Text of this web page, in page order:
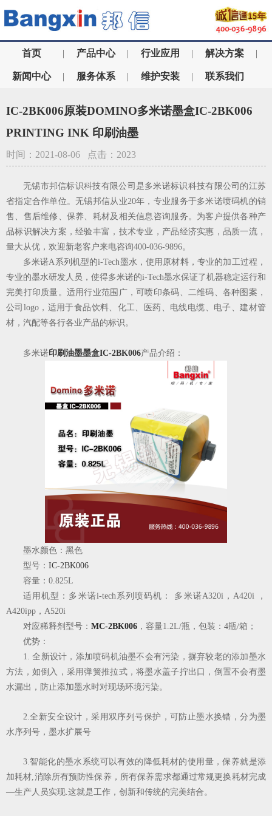
首页 | 产品中心 | 行业应用 | 解决方案 |
新闻中心 | 服务体系 | 维护安装 | 联系我们
IC-2BK006原装DOMINO多米诺墨盒IC-2BK006
PRINTING INK 印刷油墨
时间：2021-08-06 点击：2023
无锡市邦信标识科技有限公司是多米诺标识科技有限公司的江苏
省指定合作单位。无锡邦信从业20年，专业服务于多米诺喷码机的销
售、售后维修、保养、耗材及相关信息咨询服务。为客户提供各种产
品标识解决方案，经验丰富，技术专业，产品经济实惠，品质一流，
量大从优，欢迎新老客户来电咨询400-036-9896。
多米诺A系列机型的i-Tech墨水，使用原材料，专业的加工过程，
专业的墨水研发人员，使得多米诺的i-Tech墨水保证了机器稳定运行和
完美打印质量。适用行业范围广，可喷印条码、二维码、各种图案，
公司logo，适用于食品饮料、化工、医药、电线电缆、电子、建材管
材，汽配等各行各业产品的标识。
多米诺印刷油墨墨盒IC-2BK006产品介绍：
墨水颜色：黑色
型号： IC-2BK006
容量：0.825L
适用机型：多米诺i-tech系列喷码机： 多米诺A320i，A420i ，
A420ipp，A520i
对应稀释剂型号： MC-2BK006 ，容量1.2L/瓶，包装：4瓶/箱；
优势：
1. 全新设计，添加喷码机油墨不会有污染， 摒弃较老的添加墨水
方法，如倒入，采用弹簧推拉式，将墨水盖子拧出口，倒置不会有墨
水漏出，防止添加墨水时对现场环境污染。
2.全新安全设计， 采用双序列号保护，可防止墨水换错，分为墨
水序列号，墨水扩展号
3.智能化的墨水系统可以有效的降低耗材的使用量，保养就是添
加耗材,消除所有预防性保养，所有保养需求都通过常规更换耗材完成
—生产人员实现.这就是工作，创新和传统的完美结合。